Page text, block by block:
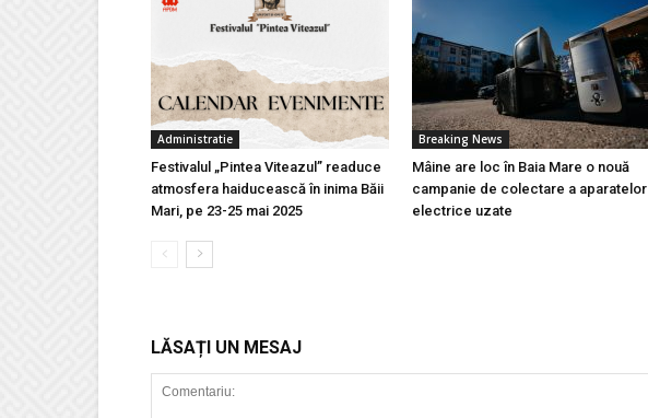
Administratie
Festivalul „Pintea Viteazul” readuce
atmosfera haiducească în inima Băii
Mari, pe 23-25 mai 2025
Breaking News
Mâine are loc în Baia Mare o nouă
campanie de colectare a aparatelor
electrice uzate
LĂSAȚI UN MESAJ